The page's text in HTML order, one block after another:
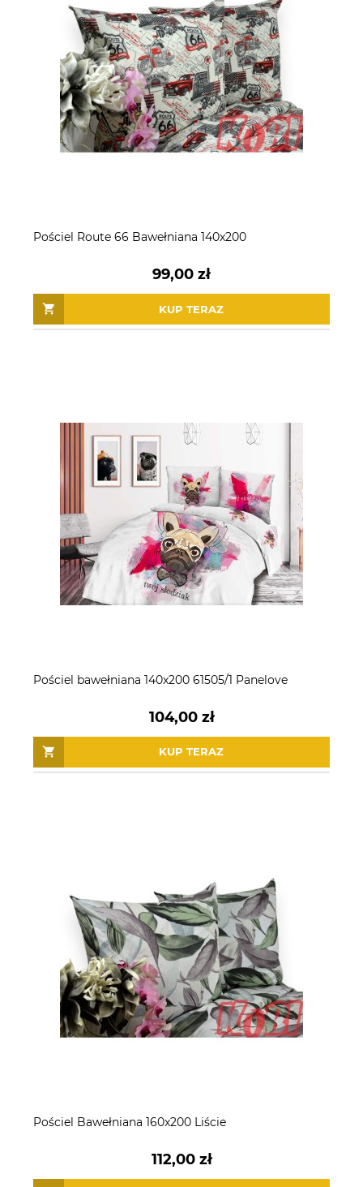
Pościel Route 66 Bawełniana 140x200
99,00 zł
KUP TERAZ
Pościel bawełniana 140x200 61505/1 Panelove
104,00 zł
KUP TERAZ
Pościel Bawełniana 160x200 Liście
112,00 zł